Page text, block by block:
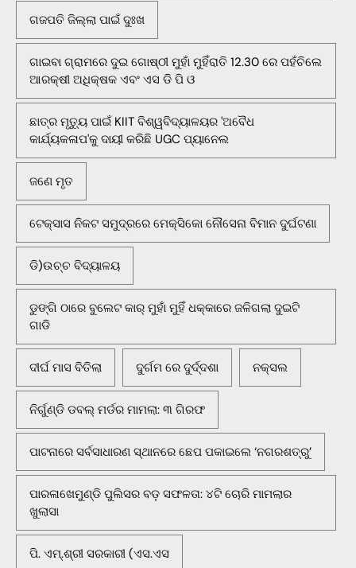
ଗଜପତି ଜିଲ୍ଲା ପାଇଁ ଦୁଃଖ
ଗାଇବା ଗ୍ରାମରେ ଦୁଇ ଗୋଷ୍ଠୀ ମୁହାଁ ମୁହିଁରାତି 12.30 ରେ ପହଁଚିଲେ
ଆରକ୍ଷୀ ଅଧିକ୍ଷକ ଏବଂ ଏସ ଡି ପି ଓ
ଛାତ୍ର ମୃତ୍ୟୁ ପାଇଁ KIIT ବିଶ୍ୱବିଦ୍ୟାଳୟର 'ଅବୈଧ
କାର୍ଯ୍ୟକଳାପ'କୁ ଦାୟୀ କରିଛି UGC ପ୍ୟାନେଲ
ଜଣେ ମୃତ
ଟେକ୍ସାସ ନିକଟ ସମୁଦ୍ରରେ ମେକ୍ସିକୋ ନୌସେନା ବିମାନ ଦୁର୍ଘଟଣା
ଡି)ଉଚ୍ଚ ବିଦ୍ୟାଳୟ
ଡୁଙ୍ଗି ଠାରେ ବୁଲେଟ କାର୍ ମୁହାଁ ମୁହିଁ ଧକ୍କାରେ ଜଳିଗଲା ଦୁଇଟି
ଗାଡି
ଦୀର୍ଘ ମାସ ବିତିଲା ଦୁର୍ଗମ ରେ ଦୁର୍ଦ୍ଦଶା ନକ୍ସଲ
ନିର୍ଗୁଣ୍ଡି ଡବଲ୍ ମର୍ଡର ମାମଲା: ୩ ଗିରଫ
ପାଟନାରେ ସର୍ବସାଧାରଣ ସ୍ଥାନରେ ଛେପ ପକାଇଲେ ‘ନଗରଶତ୍ରୁ’
ପାରଳାଖେମୁଣ୍ଡି ପୁଲିସର ବଡ଼ ସଫଳତା: ୪ଟି ଚୋରି ମାମଲାର
ଖୁଲାସା
ପି. ଏମ୍.ଶ୍ରୀ ସରକାରୀ (ଏସ.ଏସ